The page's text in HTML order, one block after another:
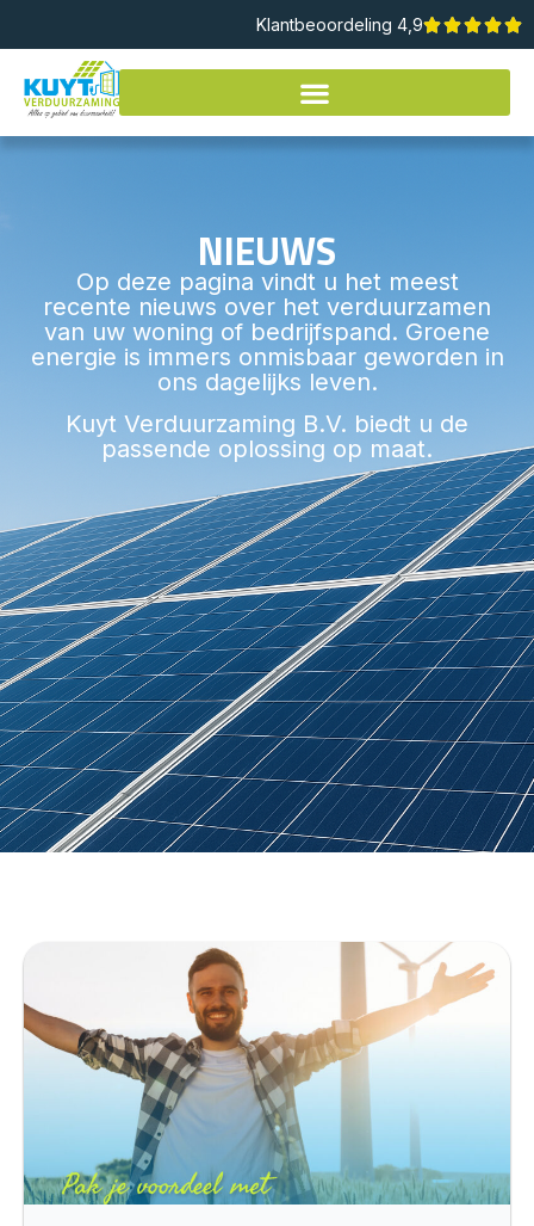
Klantbeoordeling 4,9
NIEUWS
Op deze pagina vindt u het meest
recente nieuws over het verduurzamen
van uw woning of bedrijfspand. Groene
energie is immers onmisbaar geworden in
ons dagelijks leven.
Kuyt Verduurzaming B.V. biedt u de
passende oplossing op maat.